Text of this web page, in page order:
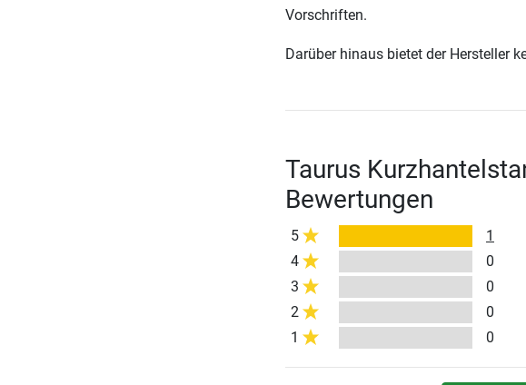
Vorschriften.
Darüber hinaus bietet der Hersteller
Taurus
Bewertungen
5
1
4
0
3
0
2
0
1
0